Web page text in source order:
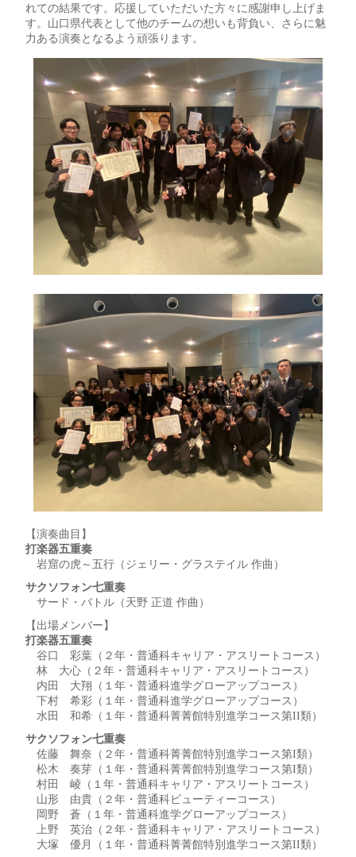
れての結果です。応援していただいた方々に感謝申し上げま
す。山口県代表として他のチームの想いも背負い、さらに魅
力ある演奏となるよう頑張ります。
【演奏曲目】
打楽器五重奏
岩窟の虎～五行（ジェリー・グラステイル 作曲）
サクソフォン七重奏
サード・バトル（天野 正道 作曲）
【出場メンバー】
打楽器五重奏
谷口 彩葉（２年・普通科キャリア・アスリートコース）
林 大心（２年・普通科キャリア・アスリートコース）
内田 大翔（１年・普通科進学グローアップコース）
下村 希彩（１年・普通科進学グローアップコース）
水田 和希（１年・普通科菁菁館特別進学コース第II類）
サクソフォン七重奏
佐藤 舞奈（２年・普通科菁菁館特別進学コース第I類）
松木 奏芽（１年・普通科菁菁館特別進学コース第I類）
村田 崚（１年・普通科キャリア・アスリートコース）
山形 由貴（２年・普通科ビューティーコース）
岡野 蒼（１年・普通科進学グローアップコース）
上野 英治（２年・普通科キャリア・アスリートコース）
大塚 優月（１年・普通科菁菁館特別進学コース第II類）